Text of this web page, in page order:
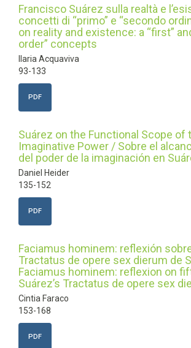
Francisco Suárez sulla realtà e
concetti di “primo” e “secondo
on reality and existence: a “first”
order” concepts
Ilaria Acquaviva
93-133
PDF
Suárez on the Functional Scope of
Imaginative Power / Sobre el
del poder de la imaginación en
Daniel Heider
135-152
PDF
Faciamus hominem: reflexión
Tractatus de opere sex dierum de
Faciamus hominem: reflexion on
Suárez’s Tractatus de opere sex
Cintia Faraco
153-168
PDF